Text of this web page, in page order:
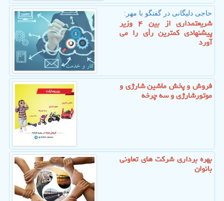
حاجی دلیگانی در گفتگو با مهر:
شریعتمداری از بین ۴ وزیر
پیشنهادی كمترین رأی را می
آورد
فروش و پخش ماشین شارژی و
موتورشارژی و سه چرخه
بهره برداری شركت های تعاونی
بانوان